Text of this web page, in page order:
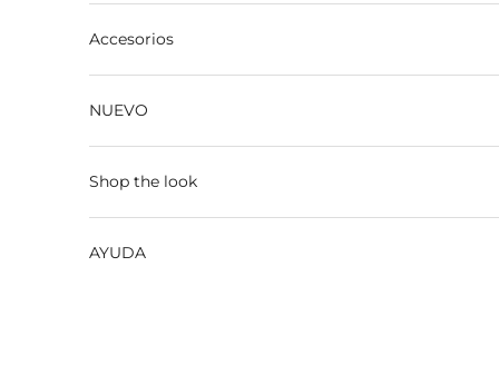
Accesorios
NUEVO
Shop the look
AYUDA